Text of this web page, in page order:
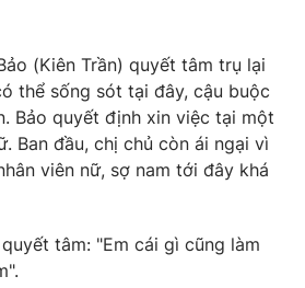
(Kiên Trần) quyết tâm trụ lại
thể sống sót tại đây, cậu buộc
Bảo quyết định xin việc tại một
Ban đầu, chị chủ còn ái ngại vì
viên nữ, sợ nam tới đây khá
tâm: "Em cái gì cũng làm